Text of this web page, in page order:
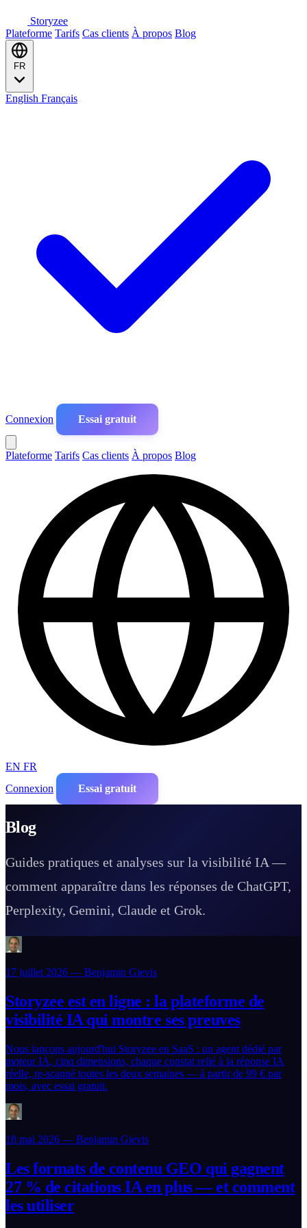
Storyzee
Plateforme Tarifs Cas clients À propos Blog
English Français
Connexion Essai gratuit
Plateforme Tarifs Cas clients À propos Blog
EN FR
Connexion
Essai gratuit
Blog
Guides pratiques et analyses sur la visibilité IA —
comment apparaître dans les réponses de ChatGPT,
Perplexity, Gemini, Claude et Grok.
17 juillet 2026 — Benjamin Gievis
Storyzee est en ligne : la plateforme de
visibilité IA qui montre ses preuves
Nous lançons aujourd'hui Storyzee en SaaS : un agent dédié par
moteur IA, cinq dimensions, chaque constat relié à la réponse IA
réelle, re-scanné toutes les deux semaines — à partir de 99 € par
mois, avec essai gratuit.
18 mai 2026 — Benjamin Gievis
Les formats de contenu GEO qui gagnent
27 % de citations IA en plus — et comment
les utiliser